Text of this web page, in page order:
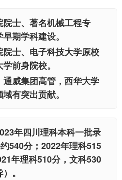
院士、著名机械工程专
期学科建设。
院士、电子科技大学原校
前身院校。
威集团高管，西华大学
有突出贡献。
年四川理科本科一批录
540分；2022年理科515
年理科510分，文科530
。